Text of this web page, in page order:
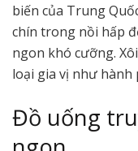
biến của Trung
chín trong nồi hấp
ngon khó cưỡng.
loại gia vị như hành
Đồ uống